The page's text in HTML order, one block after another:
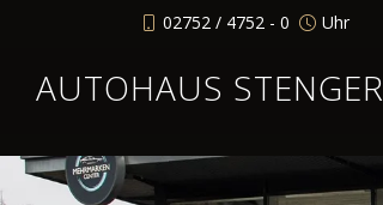
02752 / 4752 - 0 Uhr
AUTOHAUS STENGER